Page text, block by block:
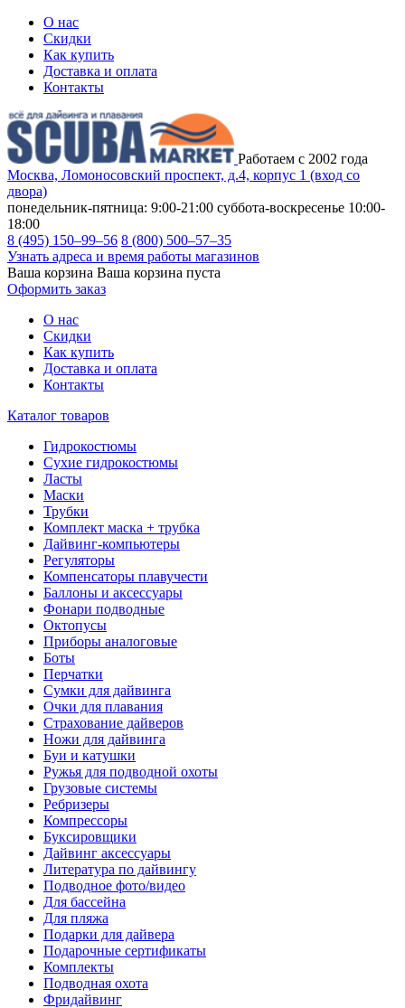
О нас
Скидки
Как купить
Доставка и оплата
Контакты
Работаем с 2002 года
Москва, Ломоносовский проспект, д.4, корпус 1 (вход со
двора)
понедельник-пятница: 9:00-21:00 суббота-воскресенье 10:00-
18:00
8 (495) 150–99–56 8 (800) 500–57–35
Узнать адреса и время работы магазинов
Ваша корзина Ваша корзина пуста
Оформить заказ
О нас
Скидки
Как купить
Доставка и оплата
Контакты
Каталог товаров
Гидрокостюмы
Сухие гидрокостюмы
Ласты
Маски
Трубки
Комплект маска + трубка
Дайвинг-компьютеры
Регуляторы
Компенсаторы плавучести
Баллоны и аксессуары
Фонари подводные
Октопусы
Приборы аналоговые
Боты
Перчатки
Сумки для дайвинга
Очки для плавания
Страхование дайверов
Ножи для дайвинга
Буи и катушки
Ружья для подводной охоты
Грузовые системы
Ребризеры
Компрессоры
Буксировщики
Дайвинг аксессуары
Литература по дайвингу
Подводное фото/видео
Для бассейна
Для пляжа
Подарки для дайвера
Подарочные сертификаты
Комплекты
Подводная охота
Фридайвинг